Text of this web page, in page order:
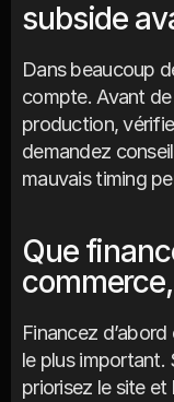
subside
Dans beaucoup
compte. Avant
production,
demandez
mauvais timing
Que
Financez
le plus important.
priorisez le site